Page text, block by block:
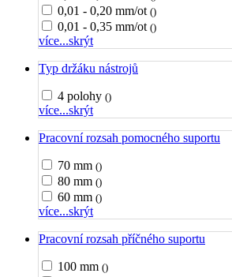
0,01 - 0,20 mm/ot ()
0,01 - 0,35 mm/ot ()
více...skrýt
Typ držáku nástrojů
4 polohy ()
více...skrýt
Pracovní rozsah pomocného suportu
70 mm ()
80 mm ()
60 mm ()
více...skrýt
Pracovní rozsah příčného suportu
100 mm ()